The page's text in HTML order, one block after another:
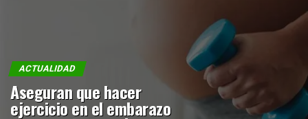
ACTUALIDAD
Aseguran que hacer
ejercicio en el embarazo